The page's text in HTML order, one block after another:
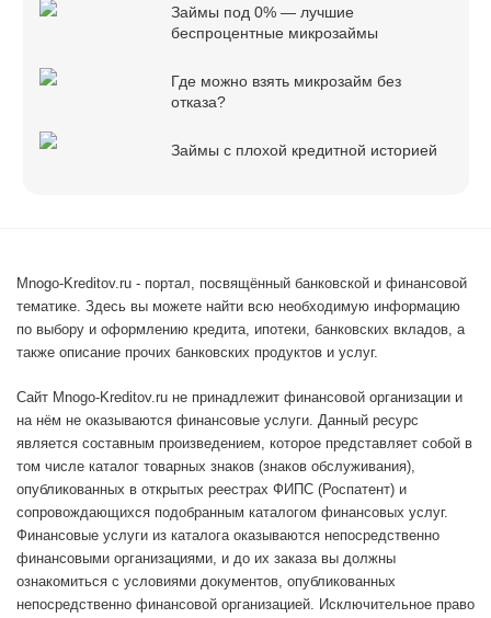
Займы под 0% — лучшие
беспроцентные микрозаймы
Где можно взять микрозайм без
отказа?
Займы с плохой кредитной историей
Mnogo-Kreditov.ru - портал, посвящённый банковской и финансовой
тематике. Здесь вы можете найти всю необходимую информацию
по выбору и оформлению кредита, ипотеки, банковских вкладов, а
также описание прочих банковских продуктов и услуг.
Сайт Mnogo-Kreditov.ru не принадлежит финансовой организации и
на нём не оказываются финансовые услуги. Данный ресурс
является составным произведением, которое представляет собой в
том числе каталог товарных знаков (знаков обслуживания),
опубликованных в открытых реестрах ФИПС (Роспатент) и
сопровождающихся подобранным каталогом финансовых услуг.
Финансовые услуги из каталога оказываются непосредственно
финансовыми организациями, и до их заказа вы должны
ознакомиться с условиями документов, опубликованных
непосредственно финансовой организацией. Исключительное право